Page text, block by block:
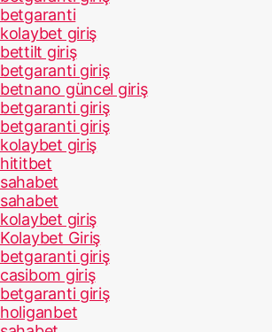
betgaranti
kolaybet giriş
bettilt giriş
betgaranti giriş
betnano güncel giriş
betgaranti giriş
betgaranti giriş
kolaybet giriş
hititbet
sahabet
sahabet
kolaybet giriş
Kolaybet Giriş
betgaranti giriş
casibom giriş
betgaranti giriş
holiganbet